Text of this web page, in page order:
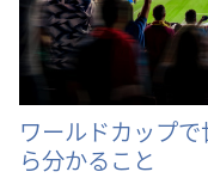
ワールドカップ
ら分かること